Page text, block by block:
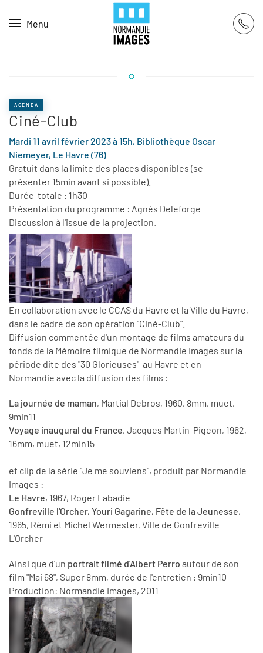
Skip to main content
Menu
AGENDA
Ciné-Club
Mardi 11 avril février 2023 à 15h, Bibliothèque Oscar
Niemeyer, Le Havre (76)
Gratuit dans la limite des places disponibles (se
présenter 15min avant si possible).
Durée totale : 1h30
Présentation du programme : Agnès Deleforge
Discussion à l'issue de la projection.
En collaboration avec le CCAS du Havre et la Ville du Havre,
dans le cadre de son opération "Ciné-Club".
Diffusion commentée d'un montage de films amateurs du
fonds de la Mémoire filmique de Normandie Images sur la
période dite des "30 Glorieuses" au Havre et en
Normandie avec la diffusion des films :
La journée de maman, Martial Debros, 1960, 8mm, muet,
9min11
Voyage inaugural du France, Jacques Martin-Pigeon, 1962,
16mm, muet, 12min15
et clip de la série "Je me souviens", produit par Normandie
Images :
Le Havre, 1967, Roger Labadie
Gonfreville l'Orcher, Youri Gagarine, Fête de la Jeunesse,
1965, Rémi et Michel Wermester, Ville de Gonfreville
L'Orcher
Ainsi que d'un portrait filmé d'Albert Perro autour de son
film "Mai 68", Super 8mm, durée de l'entretien : 9min10
Production: Normandie Images, 2011
Panneau de gestion des cookies